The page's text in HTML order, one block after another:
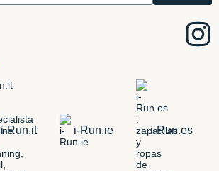
i-Run.it i-Run.ie i-Run.es